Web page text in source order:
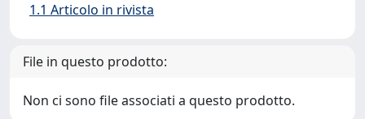
1.1 Articolo in rivista
File in questo prodotto:
Non ci sono file associati a questo prodotto.